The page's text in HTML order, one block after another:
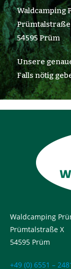
Waldcamping
Prümtalstraße
54595 Prüm
Unsere
Falls nötig
Waldcamping
Prümtalstraße X
54595 Prüm
+49 (0) 6551 –